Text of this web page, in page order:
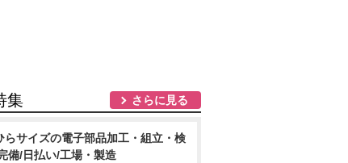
集 さらに見る
らサイズの電子部品加工・組立・検
備/日払い/工場・製造